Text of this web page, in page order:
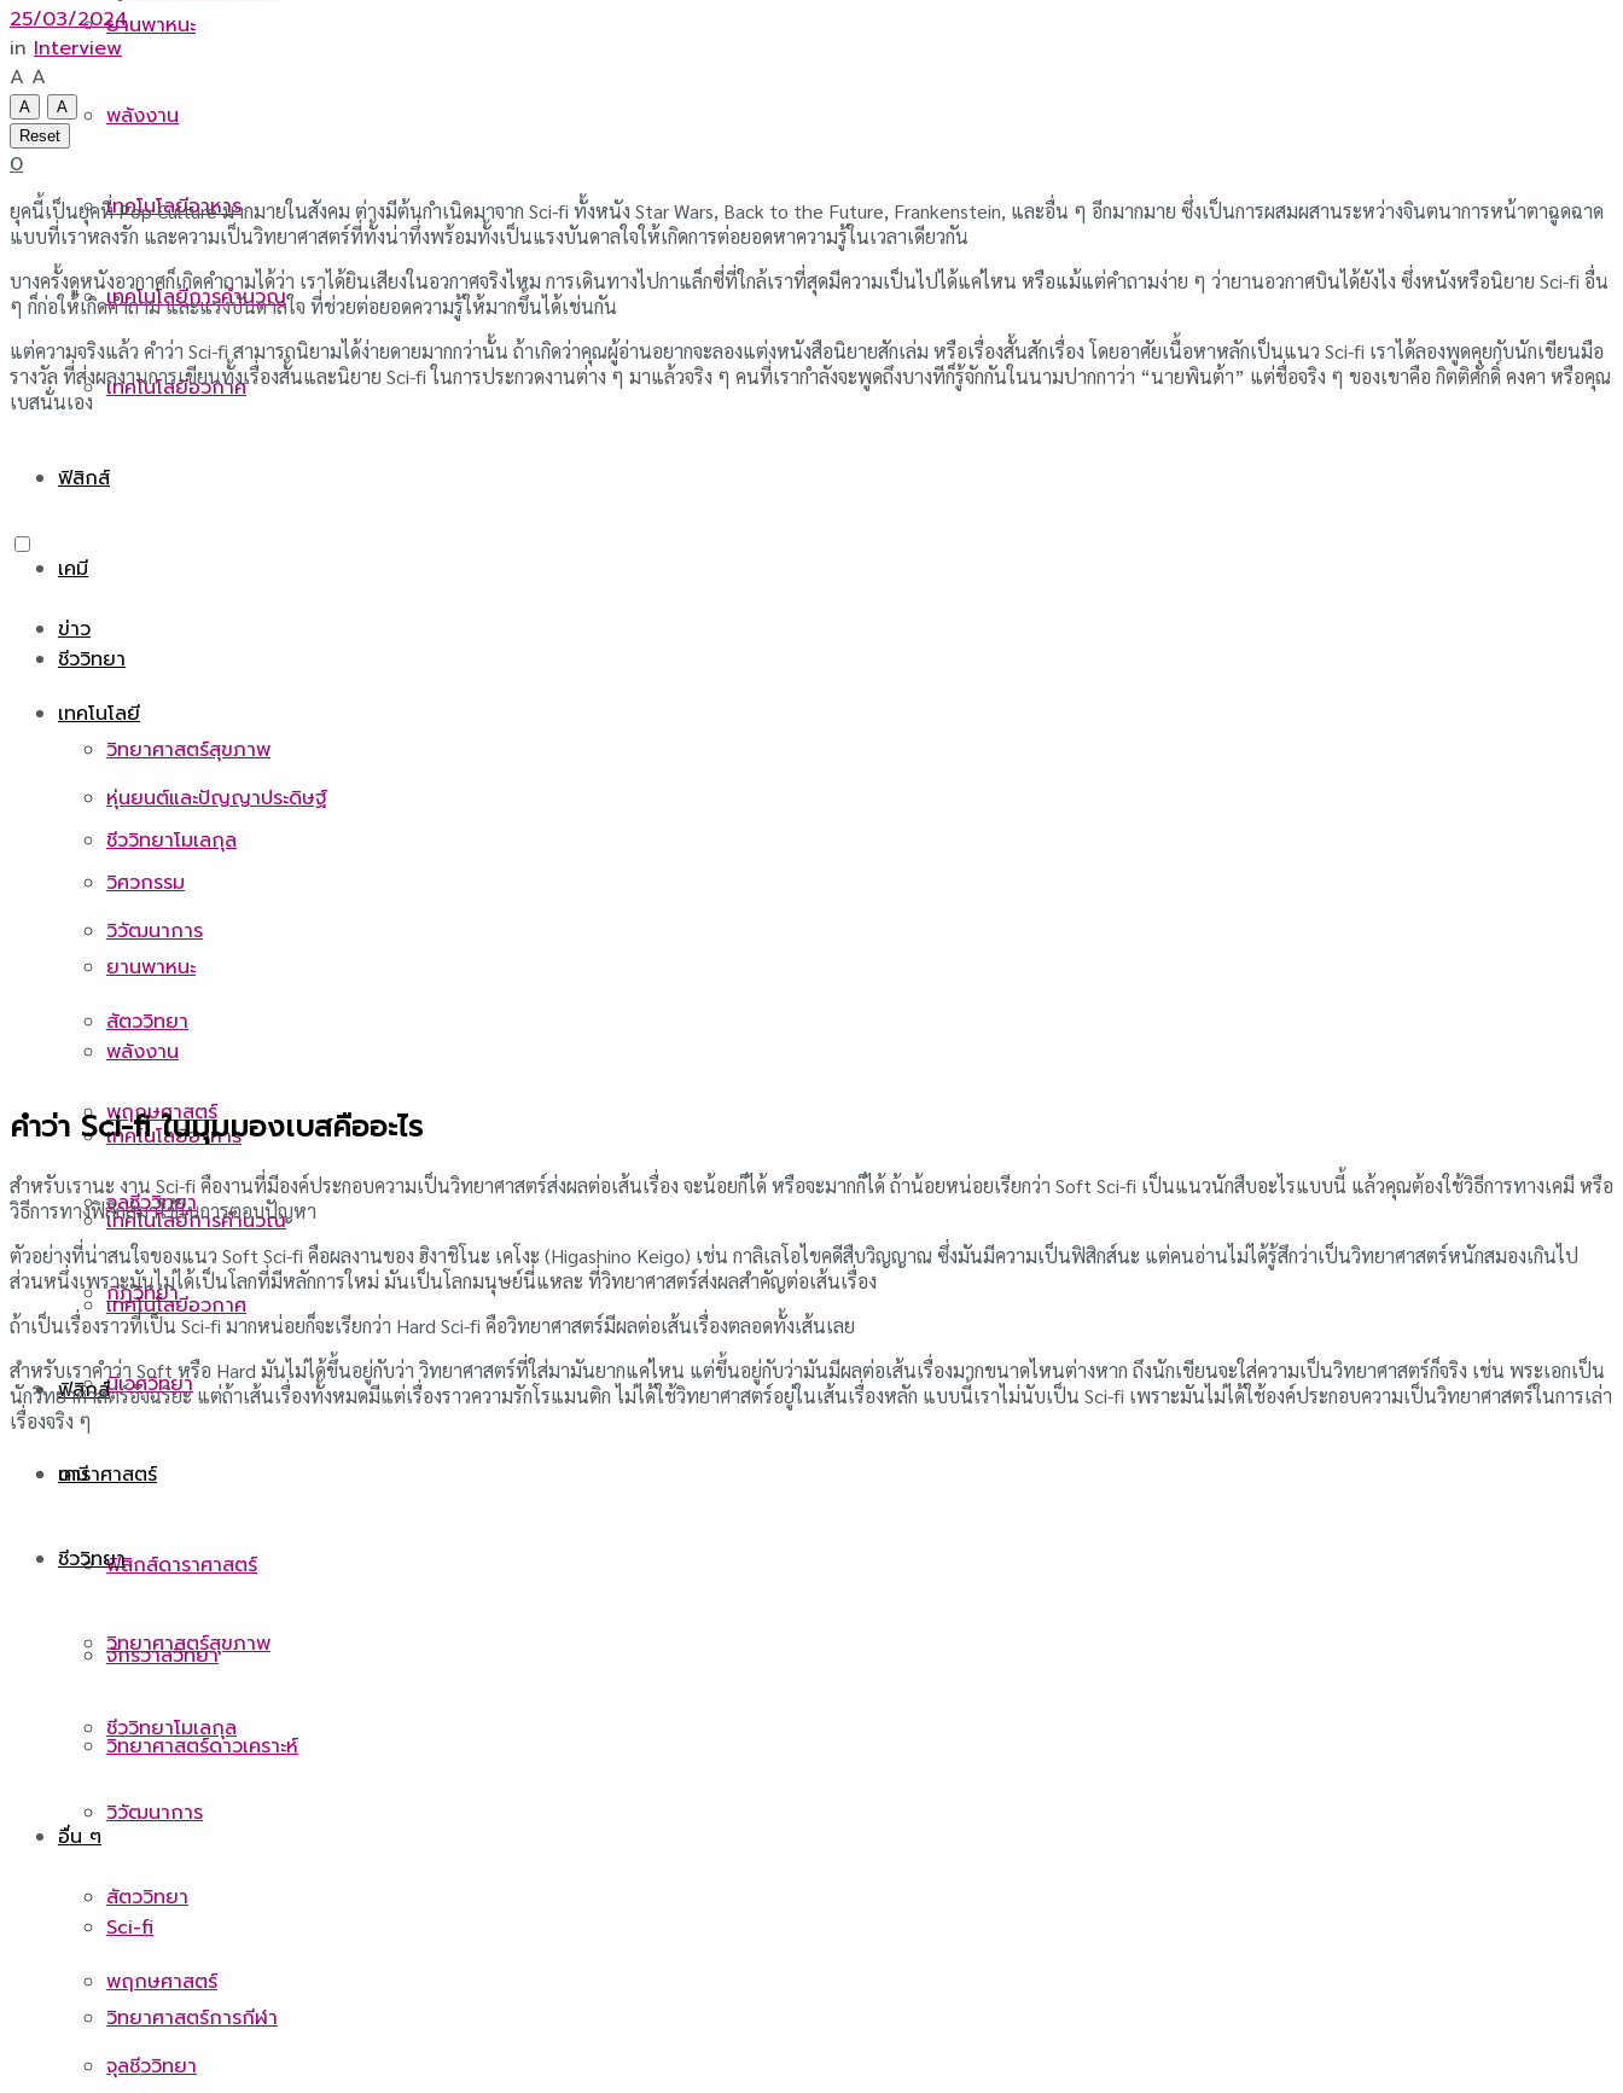
ยานพาหนะ
พลังงาน
เทคโนโลยีอาหาร
เทคโนโลยีการคำนวณ
เทคโนโลยีอวกาศ
ฟิสิกส์
เคมี
ชีววิทยา
วิทยาศาสตร์สุขภาพ
ชีววิทยาโมเลกุล
วิวัฒนาการ
สัตววิทยา
พฤกษศาสตร์
จุลชีววิทยา
กีฏวิทยา
นิเวศวิทยา
ดาราศาสตร์
ฟิสิกส์ดาราศาสตร์
จักรวาลวิทยา
วิทยาศาสตร์ดาวเคราะห์
อื่น ๆ
Sci-fi
วิทยาศาสตร์การกีฬา
ข่าว
เทคโนโลยี
หุ่นยนต์และปัญญาประดิษฐ์
วิศวกรรม
ยานพาหนะ
พลังงาน
เทคโนโลยีอาหาร
เทคโนโลยีการคำนวณ
เทคโนโลยีอวกาศ
ฟิสิกส์
เคมี
ชีววิทยา
วิทยาศาสตร์สุขภาพ
ชีววิทยาโมเลกุล
วิวัฒนาการ
สัตววิทยา
พฤกษศาสตร์
จุลชีววิทยา
25/03/2024
in Interview
A A
A
A
Reset
0
ยุคนี้เป็นยุคที่ Pop Culture มากมายในสังคม ต่างมีต้นกำเนิดมาจาก Sci-fi ทั้งหนัง Star Wars, Back to the Future, Frankenstein, และอื่น ๆ อีกมากมาย ซึ่งเป็นการผสมผสานระหว่างจินตนาการหน้าตาฉูดฉาด
แบบที่เราหลงรัก และความเป็นวิทยาศาสตร์ที่ทั้งน่าทึ่งพร้อมทั้งเป็นแรงบันดาลใจให้เกิดการต่อยอดหาความรู้ในเวลาเดียวกัน
บางครั้งดูหนังอวกาศก็เกิดคำถามได้ว่า เราได้ยินเสียงในอวกาศจริงไหม การเดินทางไปกาแล็กซี่ที่ใกล้เราที่สุดมีความเป็นไปได้แค่ไหน หรือแม้แต่คำถามง่าย ๆ ว่ายานอวกาศบินได้ยังไง ซึ่งหนังหรือนิยาย Sci-fi อื่น
ๆ ก็ก่อให้เกิดคำถาม และแรงบันดาลใจ ที่ช่วยต่อยอดความรู้ให้มากขึ้นได้เช่นกัน
แต่ความจริงแล้ว คำว่า Sci-fi สามารถนิยามได้ง่ายดายมากกว่านั้น ถ้าเกิดว่าคุณผู้อ่านอยากจะลองแต่งหนังสือนิยายสักเล่ม หรือเรื่องสั้นสักเรื่อง โดยอาศัยเนื้อหาหลักเป็นแนว Sci-fi เราได้ลองพูดคุยกับนักเขียนมือ
รางวัล ที่ส่งผลงานการเขียนทั้งเรื่องสั้นและนิยาย Sci-fi ในการประกวดงานต่าง ๆ มาแล้วจริง ๆ คนที่เรากำลังจะพูดถึงบางทีก็รู้จักกันในนามปากกาว่า “นายพินต้า” แต่ชื่อจริง ๆ ของเขาคือ กิตติศักดิ์ คงคา หรือคุณ
เบสนั่นเอง
คำว่า Sci-fi ในมุมมองเบสคืออะไร
สำหรับเรานะ งาน Sci-fi คืองานที่มีองค์ประกอบความเป็นวิทยาศาสตร์ส่งผลต่อเส้นเรื่อง จะน้อยก็ได้ หรือจะมากก็ได้ ถ้าน้อยหน่อยเรียกว่า Soft Sci-fi เป็นแนวนักสืบอะไรแบบนี้ แล้วคุณต้องใช้วิธีการทางเคมี หรือ
วิธีการทางฟิสิกส์มาใช้ในการตอบปัญหา
ตัวอย่างที่น่าสนใจของแนว Soft Sci-fi คือผลงานของ ฮิงาชิโนะ เคโงะ (Higashino Keigo) เช่น กาลิเลโอไขคดีสืบวิญญาณ ซึ่งมันมีความเป็นฟิสิกส์นะ แต่คนอ่านไม่ได้รู้สึกว่าเป็นวิทยาศาสตร์หนักสมองเกินไป
ส่วนหนึ่งเพราะมันไม่ได้เป็นโลกที่มีหลักการใหม่ มันเป็นโลกมนุษย์นี่แหละ ที่วิทยาศาสตร์ส่งผลสำคัญต่อเส้นเรื่อง
ถ้าเป็นเรื่องราวที่เป็น Sci-fi มากหน่อยก็จะเรียกว่า Hard Sci-fi คือวิทยาศาสตร์มีผลต่อเส้นเรื่องตลอดทั้งเส้นเลย
สำหรับเราคำว่า Soft หรือ Hard มันไม่ได้ขึ้นอยู่กับว่า วิทยาศาสตร์ที่ใส่มามันยากแค่ไหน แต่ขึ้นอยู่กับว่ามันมีผลต่อเส้นเรื่องมากขนาดไหนต่างหาก ถึงนักเขียนจะใส่ความเป็นวิทยาศาสตร์ก็จริง เช่น พระเอกเป็น
นักวิทยาศาสตร์อัจฉริยะ แต่ถ้าเส้นเรื่องทั้งหมดมีแต่เรื่องราวความรักโรแมนติก ไม่ได้ใช้วิทยาศาสตร์อยู่ในเส้นเรื่องหลัก แบบนี้เราไม่นับเป็น Sci-fi เพราะมันไม่ได้ใช้องค์ประกอบความเป็นวิทยาศาสตร์ในการเล่า
เรื่องจริง ๆ